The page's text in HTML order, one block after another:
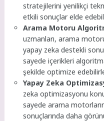
stratejilerini yenilikçi
etkili sonuçlar elde
Arama Motoru
uzmanları, arama
yapay zeka destekli
sayede içerikleri
şekilde optimize
Yapay Zeka
zeka optimizasyonu
sayede arama
sonuçlarında daha